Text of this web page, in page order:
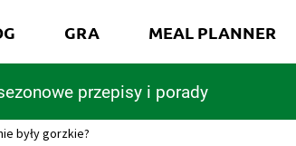
przepisy i porady
GRA MEAL PLANNER
były gorzkie?